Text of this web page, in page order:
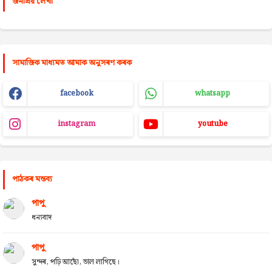
সামাজিক মাধ্যমত আমাক অনুসৰণ কৰক
facebook whatsapp
instagram youtube
পাঠকৰ মন্তব্য
পাপু
ধন্যবাদ
পাপু
সুন্দৰ, পঢ়ি আছোঁ, ভাল লাগিছে।